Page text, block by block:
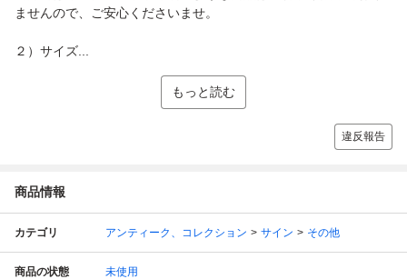
ませんので、ご安心くださいませ。
２）サイズ...
もっと読む
違反報告
商品情報
カテゴリ アンティーク、コレクション サイン その他
商品の状態 未使用